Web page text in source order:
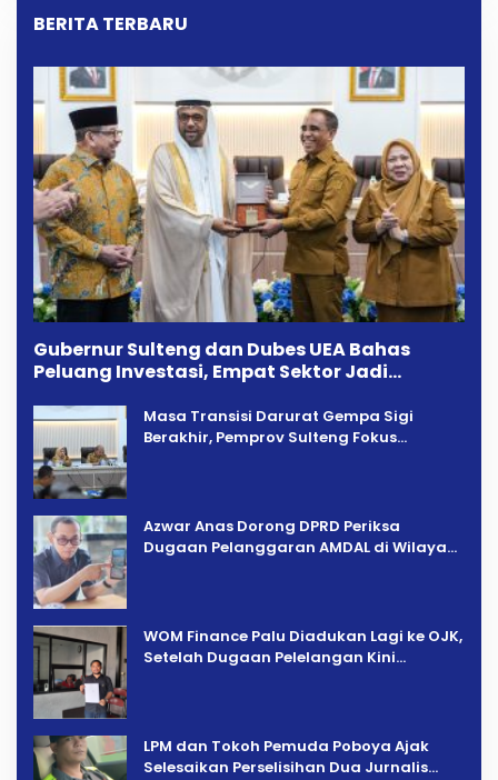
BERITA TERBARU
Gubernur Sulteng dan Dubes UEA Bahas
Peluang Investasi, Empat Sektor Jadi
Masa Transisi Darurat Gempa Sigi
Berakhir, Pemprov Sulteng Fokus
Azwar Anas Dorong DPRD Periksa
Dugaan Pelanggaran AMDAL di Wilayah
‎WOM Finance Palu Diadukan Lagi ke OJK,
Setelah Dugaan Pelelangan Kini
LPM dan Tokoh Pemuda Poboya Ajak
Selesaikan Perselisihan Dua Jurnalis